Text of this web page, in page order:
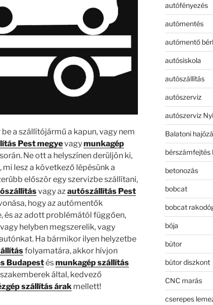
a szállítójármű a kapun, vagy nem
Pest megyevagymunkagép
Ne ott a helyszínen derüljön ki,
lesz a következő lépésünk a
először egy szervizbe szállítani,
vagy azautószállítás Pest
hogy az autómentők
és az adott problémától függően,
helyben megszerelik, vagy
Ha bármikor ilyen helyzetbe
folyamatára, akkor hívjon
Budapestésmunkagép szállítás
által, kedvező
szállítás árak mellett!
autófényezés
autómentés
autómentő
autósiskola
autószállítás
autószerviz
autószerviz
Balatoni
bérszámfejtés
betonozás
bobcat
bobcat
bója
bútor
bútor diszkont
CNC marás
cserepes